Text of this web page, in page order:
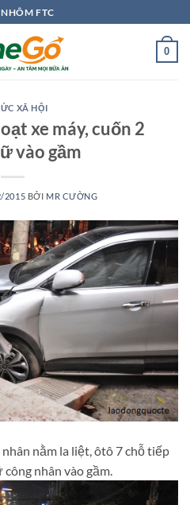
FTC
0
XÃ HỘI
xe máy, cuốn 2
vào gầm
2015 BỞI MR CƯỜNG
nằm la liệt, ôtô 7 chỗ tiếp
nhân vào gầm.